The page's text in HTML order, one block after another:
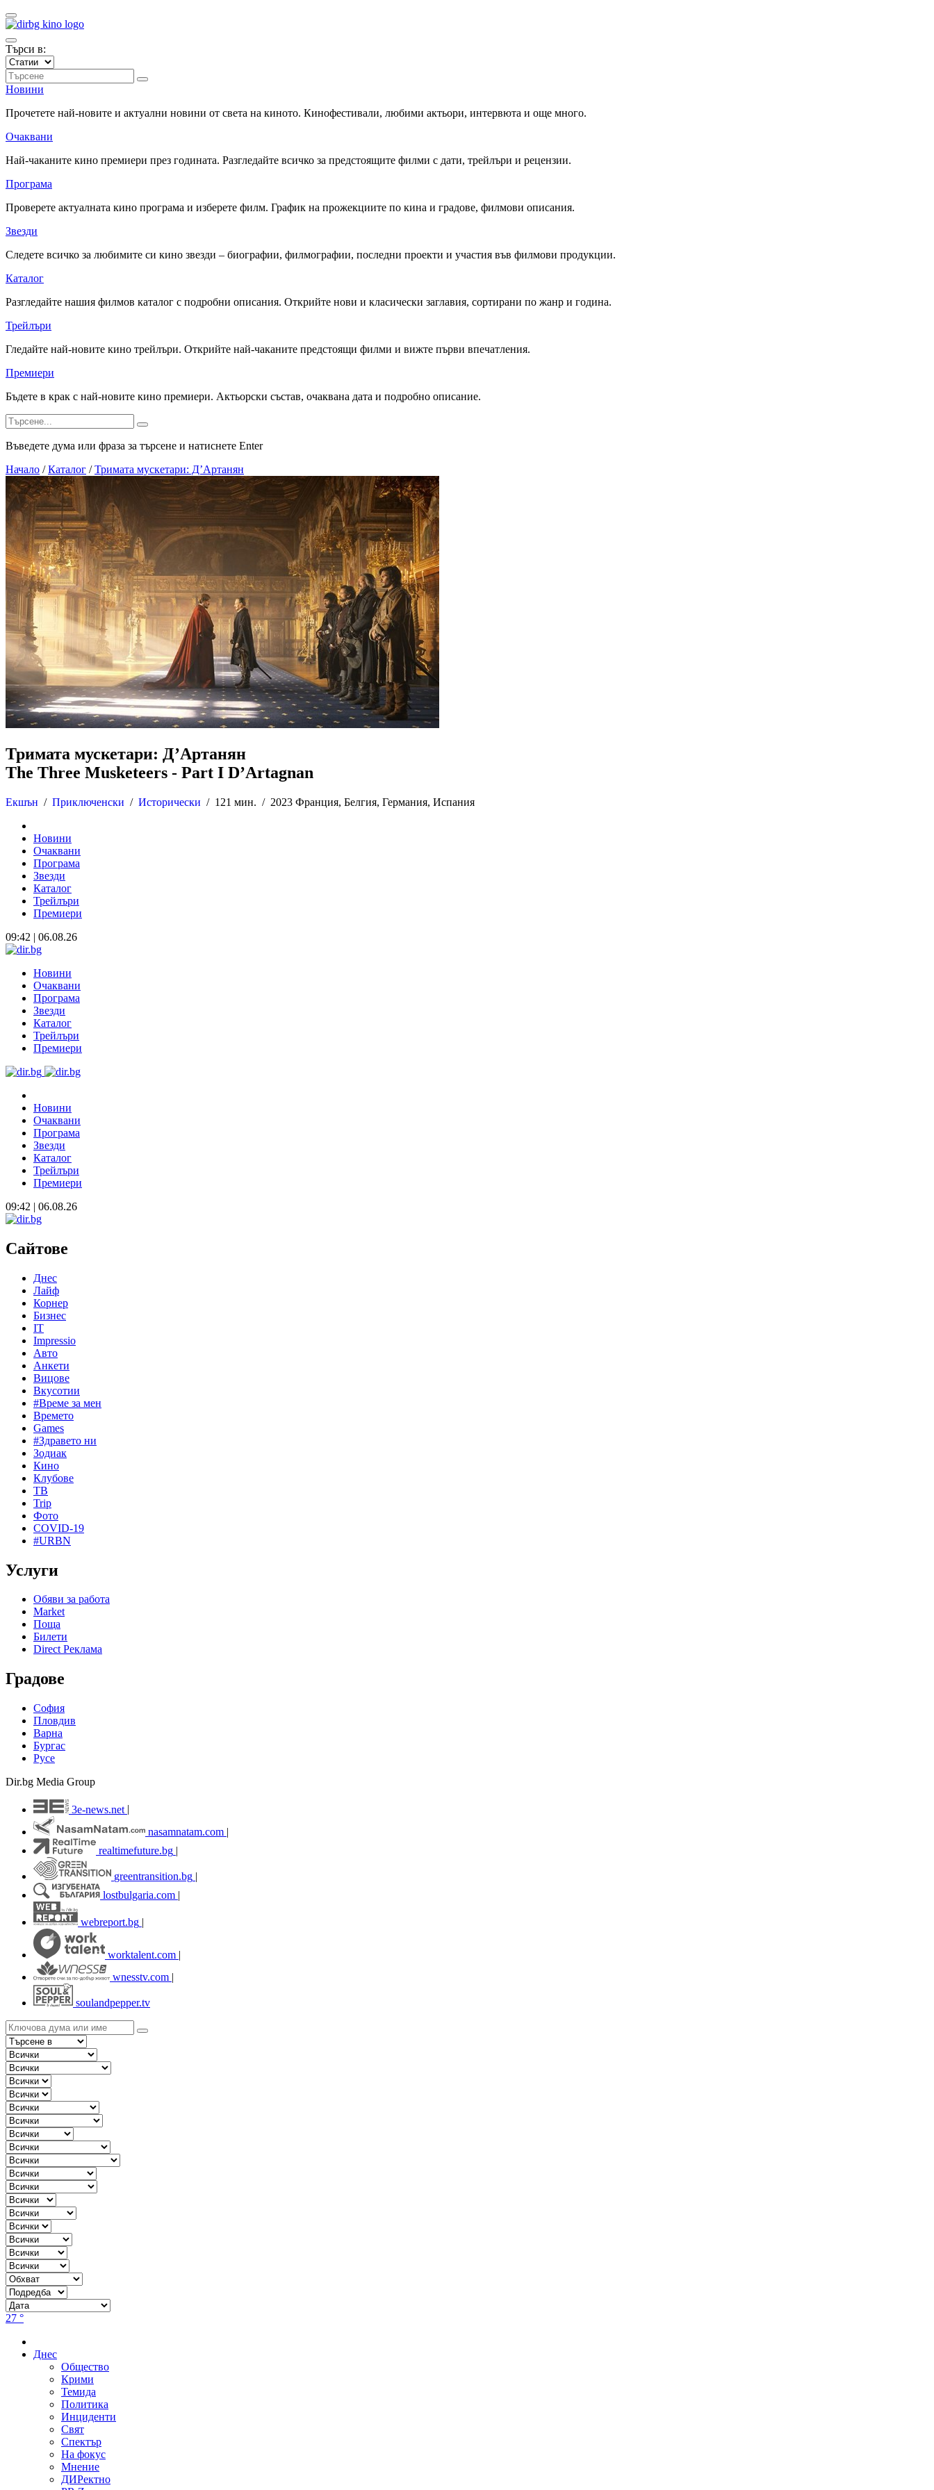
Търси в:
Новини
Прочетете най-новите и актуални новини от света на киното. Кинофестивали, любими актьори, интервюта и още много.
Очаквани
Най-чаканите кино премиери през годината. Разгледайте всичко за предстоящите филми с дати, трейлъри и рецензии.
Програма
Проверете актуалната кино програма и изберете филм. График на прожекциите по кина и градове, филмови описания.
Звезди
Следете всичко за любимите си кино звезди – биографии, филмографии, последни проекти и участия във филмови продукции.
Каталог
Разгледайте нашия филмов каталог с подробни описания. Открийте нови и класически заглавия, сортирани по жанр и година.
Трейлъри
Гледайте най-новите кино трейлъри. Открийте най-чаканите предстоящи филми и вижте първи впечатления.
Премиери
Бъдете в крак с най-новите кино премиери. Актьорски състав, очаквана дата и подробно описание.
Въведете дума или фраза за търсене и натиснете Enter
Начало / Каталог / Тримата мускетари: Д’Артанян
Тримата мускетари: Д’Артанян
The Three Musketeers - Part I D’Artagnan
Екшън / Приключенски / Исторически / 121 мин. / 2023 Франция, Белгия, Германия, Испания
Новини
Очаквани
Програма
Звезди
Каталог
Трейлъри
Премиери
09:42 | 06.08.26
Новини
Очаквани
Програма
Звезди
Каталог
Трейлъри
Премиери
Новини
Очаквани
Програма
Звезди
Каталог
Трейлъри
Премиери
09:42 | 06.08.26
Сайтове
Днес
Лайф
Корнер
Бизнес
IT
Impressio
Авто
Анкети
Вицове
Вкусотии
#Време за мен
Времето
Games
#Здравето ни
Зодиак
Кино
Клубове
ТВ
Trip
Фото
COVID-19
#URBN
Услуги
Обяви за работа
Market
Поща
Билети
Direct Реклама
Градове
София
Пловдив
Варна
Бургас
Русе
Dir.bg Media Group
3e-news.net
nasamnatam.com |
realtimefuture.bg |
greentransition.bg |
lostbulgaria.com |
webreport.bg |
worktalent.com |
wnesstv.com |
soulandpepper.tv
27 °
Днес
Общество
Крими
Темида
Политика
Инциденти
Свят
Спектър
На фокус
Мнение
ДИРектно